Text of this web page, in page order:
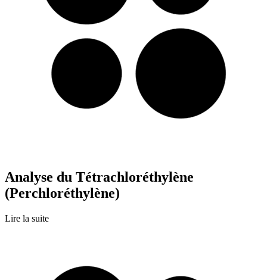
Analyse du Tétrachloréthylène
(Perchloréthylène)
Lire la suite